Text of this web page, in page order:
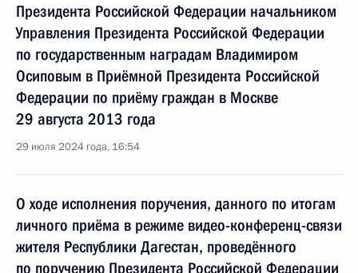
Президента Российской Федерации начальником
Управления Президента Российской Федерации
по государственным наградам Владимиром
Осиповым в Приёмной Президента Российской
Федерации по приёму граждан в Москве
29 августа 2013 года
29 июля 2024 года, 16:54
О ходе исполнения поручения, данного по итогам
личного приёма в режиме видео-конференц-связи
жителя Республики Дагестан, проведённого
по поручению Президента Российской Федерации